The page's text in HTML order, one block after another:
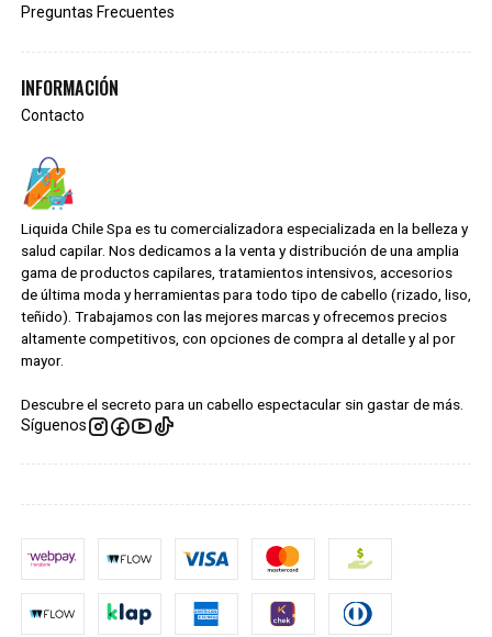
Preguntas Frecuentes
INFORMACIÓN
Contacto
Liquida Chile Spa es tu comercializadora especializada en la belleza y
salud capilar. Nos dedicamos a la venta y distribución de una amplia
gama de productos capilares, tratamientos intensivos, accesorios
de última moda y herramientas para todo tipo de cabello (rizado, liso,
teñido). Trabajamos con las mejores marcas y ofrecemos precios
altamente competitivos, con opciones de compra al detalle y al por
mayor.
Descubre el secreto para un cabello espectacular sin gastar de más.
Síguenos